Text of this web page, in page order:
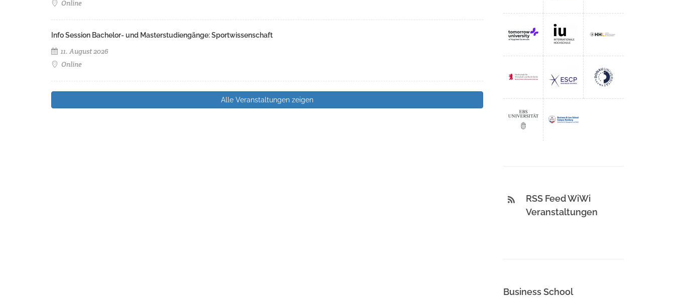
Online
Info Session Bachelor- und Masterstudiengänge: Sportwissenschaft
11. August 2026
Online
Alle Veranstaltungen zeigen
RSS Feed WiWi
Veranstaltungen
Business School